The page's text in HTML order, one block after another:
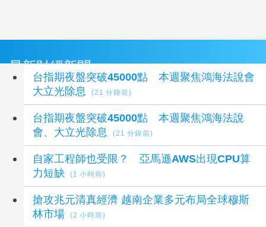
最新財經新聞
台指期夜盤突破45000點 本週聚焦鴻海法說會
大立光除息
(21 分鐘前)
台指期夜盤突破45000點 本週聚焦鴻海法說
會、大立光除息
(21 分鐘前)
自家工程師也受限？ 亞馬遜AWS出現CPU算
力短缺
(1 小時前)
搶攻兆元清真經濟 越南企業多元布局全球穆斯
林市場
(2 小時前)